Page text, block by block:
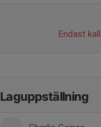
Endast
Laguppställning